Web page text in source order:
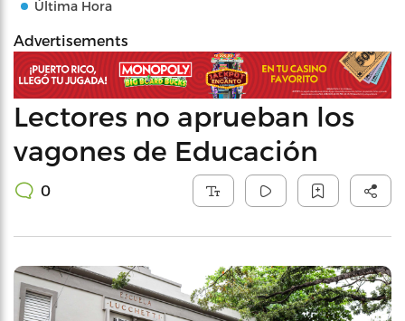
Última Hora
Advertisements
Lectores no aprueban los
vagones de Educación
0